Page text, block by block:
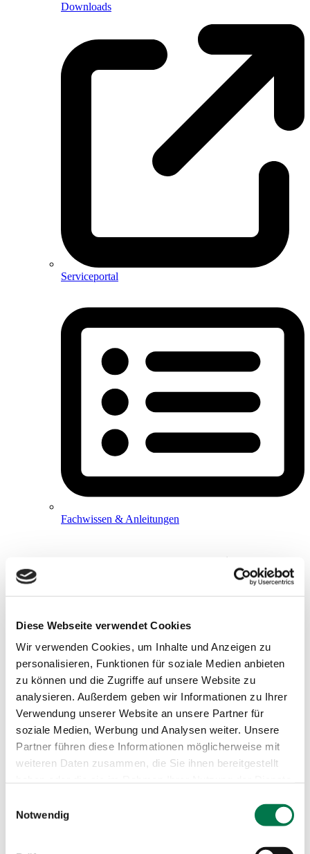
Diese Webseite verwendet Cookies
Wir verwenden Cookies, um Inhalte und Anzeigen zu
personalisieren, Funktionen für soziale Medien anbieten
zu können und die Zugriffe auf unsere Website zu
analysieren. Außerdem geben wir Informationen zu Ihrer
Verwendung unserer Website an unsere Partner für
soziale Medien, Werbung und Analysen weiter. Unsere
Partner führen diese Informationen möglicherweise mit
weiteren Daten zusammen, die Sie ihnen bereitgestellt
Notwendig
Downloads
Serviceportal
Fachwissen & Anleitungen